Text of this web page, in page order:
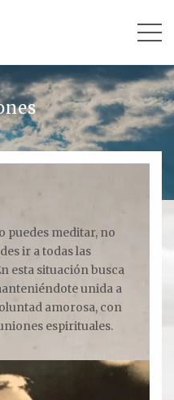
Pío»
puedes meditar, no
ir a todas las
esta situación busca
unida a
amorosa, con
espirituales.